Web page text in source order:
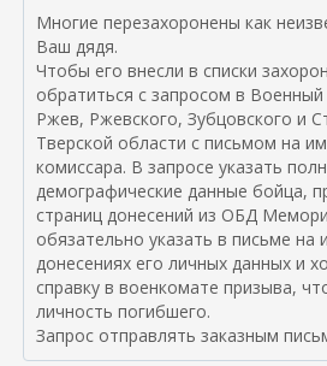
Многие перезахоронены как
Ваш дядя.
Чтобы его внесли в списки
обратиться с запросом в
Ржев, Ржевского, Зубцовского и
Тверской области с письмом на
комиссара. В запросе указать
демографические данные бойца,
страниц донесений из ОБД
обязательно указать в письме на
донесениях его личных данных и
справку в военкомате призыва,
личность погибшего.
Запрос отправлять заказным